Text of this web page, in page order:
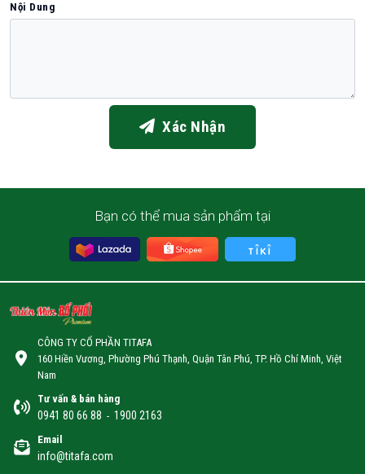
Nội Dung
Xác Nhận
Bạn có thể mua sản phẩm tại
CÔNG TY CỔ PHẦN TITAFA
160 Hiền Vương, Phường Phú Thạnh, Quận Tân Phú, TP. Hồ Chí Minh, Việt
Nam
Tư vấn & bán hàng
0941 80 66 88 - 1900 2163
Email
info@titafa.com